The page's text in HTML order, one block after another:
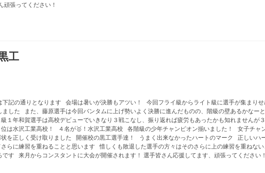
頑張ってください！
工
記の通りとなります 会場は暑いが決勝もアツい！ 今回フライ級からライト級に選手が集まり
した また、藤原選手は今回バンタムに上げ勢いよく決勝に進んだものの、階級の壁あるかなー
１年和賀選手は高校デビューでいきなり３戦こなし、振り返れば疲労もあったかも知れません
水沢工業高校！ ４名が🥇！水沢工業高校 各階級の少年チャンピオン揃いました！ 女子チャ
を正しく受け取りました 開催校の黒工選手達！ うまく出来なかったハートのマーク 正しいハ
らに練習を重ねることと思います 惜しくも敗退した選手の方々はそのさらに上の練習を重ねな
す 来月からコンスタントに大会が開催されます！ 選手皆さん応援してます、頑張ってください！